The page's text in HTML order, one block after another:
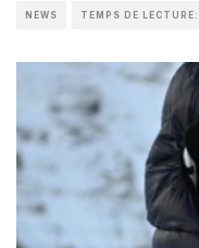
NEWS TEMPS DE